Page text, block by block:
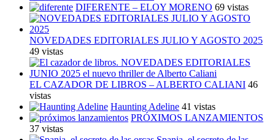
DIFERENTE – ELOY MORENO 69 vistas
NOVEDADES EDITORIALES JULIO Y AGOSTO 2025
49 vistas
EL CAZADOR DE LIBROS – ALBERTO CALIANI 46
vistas
Haunting Adeline 41 vistas
PRÓXIMOS LANZAMIENTOS
37 vistas